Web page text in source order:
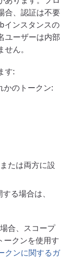
合、認証は不要
インスタンスの
ユーザーは内部
ん。
す:
かのトークン:
たは両方に設
る場合は、
合、スコープ
ークンを使用す
クンに関するガ